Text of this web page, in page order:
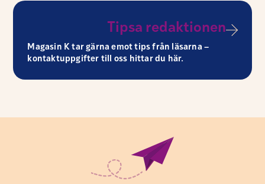
Tipsa redaktionen
Magasin K tar gärna emot tips från läsarna –
kontaktuppgifter till oss hittar du här.